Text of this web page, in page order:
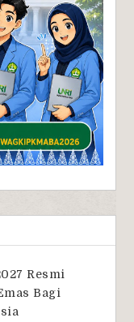
Resmi
Bagi